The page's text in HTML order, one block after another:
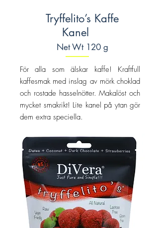
Tryffelito’s Kaffe
Kanel
Net Wt 120 g
För alla som älskar kaffe! Kraftfull
kaffesmak med inslag av mörk choklad
och rostade hasselnötter. Makalöst och
mycket smakrikt! Lite kanel på ytan gör
dem extra speciella.